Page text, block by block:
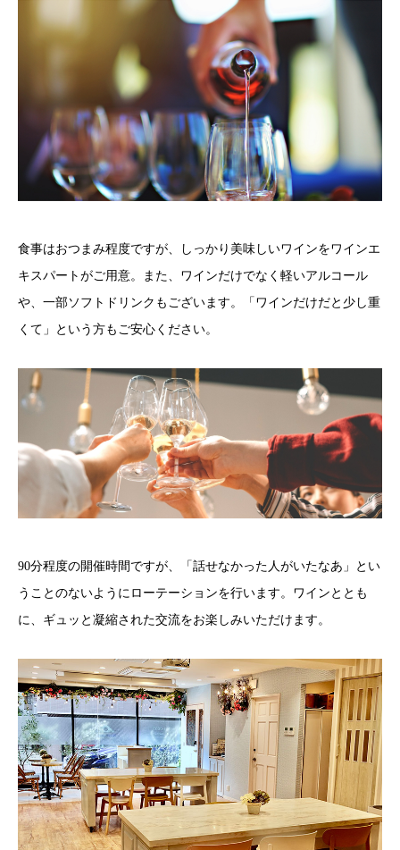
食事はおつまみ程度ですが、しっかり美味しいワインをワインエ
キスパートがご用意。また、ワインだけでなく軽いアルコール
や、一部ソフトドリンクもございます。「ワインだけだと少し重
くて」という方もご安心ください。
90分程度の開催時間ですが、「話せなかった人がいたなあ」とい
うことのないようにローテーションを行います。ワインととも
に、ギュッと凝縮された交流をお楽しみいただけます。